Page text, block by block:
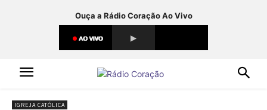
Ouça a Rádio Coração Ao Vivo
IGREJA CATÓLICA